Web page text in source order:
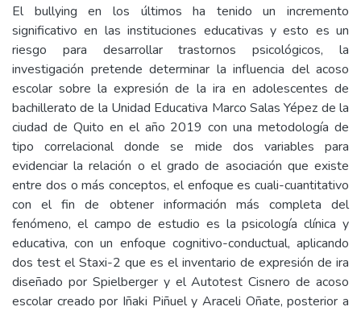
El bullying en los últimos ha tenido un incremento
significativo en las instituciones educativas y esto es un
riesgo para desarrollar trastornos psicológicos, la
investigación pretende determinar la influencia del acoso
escolar sobre la expresión de la ira en adolescentes de
bachillerato de la Unidad Educativa Marco Salas Yépez de la
ciudad de Quito en el año 2019 con una metodología de
tipo correlacional donde se mide dos variables para
evidenciar la relación o el grado de asociación que existe
entre dos o más conceptos, el enfoque es cuali-cuantitativo
con el fin de obtener información más completa del
fenómeno, el campo de estudio es la psicología clínica y
educativa, con un enfoque cognitivo-conductual, aplicando
dos test el Staxi-2 que es el inventario de expresión de ira
diseñado por Spielberger y el Autotest Cisnero de acoso
escolar creado por Iñaki Piñuel y Araceli Oñate, posterior a